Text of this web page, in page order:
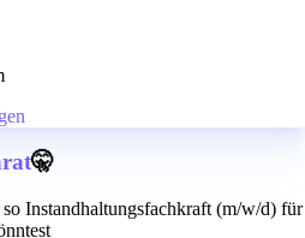
🤫
Instandhaltungsfachkraft (m/w/d) für